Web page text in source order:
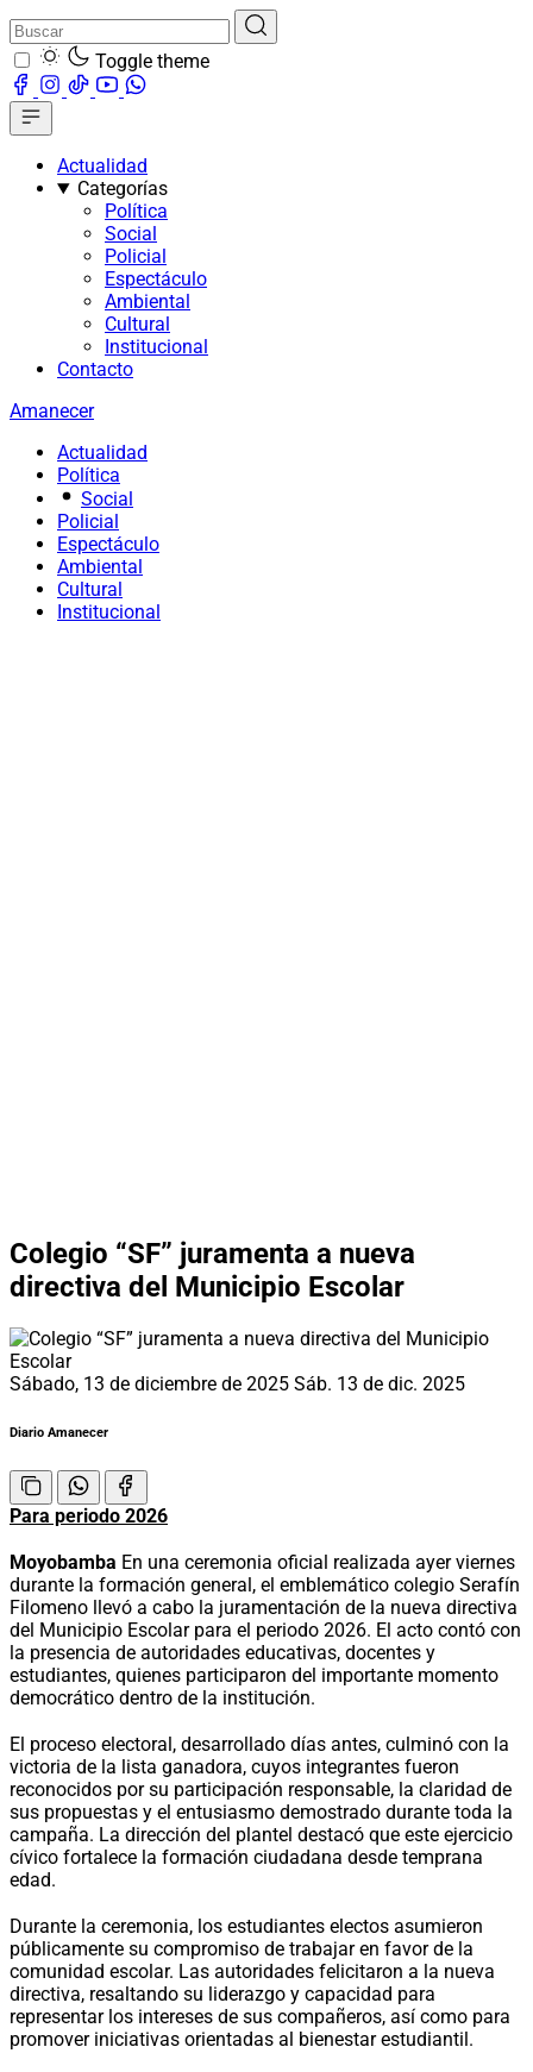
Toggle theme
Actualidad
Categorías
Política
Social
Policial
Espectáculo
Ambiental
Cultural
Institucional
Contacto
Amanecer
Actualidad
Política
Social
Policial
Espectáculo
Ambiental
Cultural
Institucional
Colegio “SF” juramenta a nueva
directiva del Municipio Escolar
Sábado, 13 de diciembre de 2025 Sáb. 13 de dic. 2025
Diario Amanecer
Para periodo 2026
Moyobamba En una ceremonia oficial realizada ayer viernes
durante la formación general, el emblemático colegio Serafín
Filomeno llevó a cabo la juramentación de la nueva directiva
del Municipio Escolar para el periodo 2026. El acto contó con
la presencia de autoridades educativas, docentes y
estudiantes, quienes participaron del importante momento
democrático dentro de la institución.
El proceso electoral, desarrollado días antes, culminó con la
victoria de la lista ganadora, cuyos integrantes fueron
reconocidos por su participación responsable, la claridad de
sus propuestas y el entusiasmo demostrado durante toda la
campaña. La dirección del plantel destacó que este ejercicio
cívico fortalece la formación ciudadana desde temprana
edad.
Durante la ceremonia, los estudiantes electos asumieron
públicamente su compromiso de trabajar en favor de la
comunidad escolar. Las autoridades felicitaron a la nueva
directiva, resaltando su liderazgo y capacidad para
representar los intereses de sus compañeros, así como para
promover iniciativas orientadas al bienestar estudiantil.